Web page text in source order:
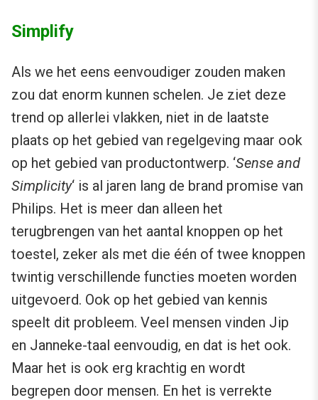
Simplify
Als we het eens eenvoudiger zouden maken
zou dat enorm kunnen schelen. Je ziet deze
trend op allerlei vlakken, niet in de laatste
plaats op het gebied van regelgeving maar ook
op het gebied van productontwerp. ‘Sense and
Simplicity‘ is al jaren lang de brand promise van
Philips. Het is meer dan alleen het
terugbrengen van het aantal knoppen op het
toestel, zeker als met die één of twee knoppen
twintig verschillende functies moeten worden
uitgevoerd. Ook op het gebied van kennis
speelt dit probleem. Veel mensen vinden Jip
en Janneke-taal eenvoudig, en dat is het ook.
Maar het is ook erg krachtig en wordt
begrepen door mensen. En het is verrekte